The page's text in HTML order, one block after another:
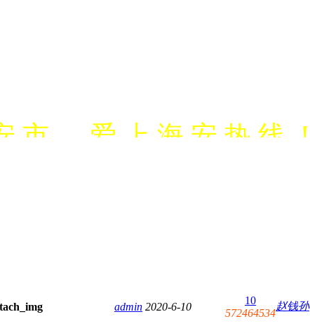
市 ， 爱 上 海 安 热 线 ！
admin 2020-6-10
10
572464534
赵钱孙